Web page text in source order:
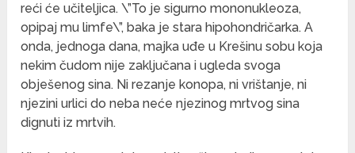
reći će učiteljica. \”To je sigurno mononukleoza,
opipaj mu limfe\”, baka je stara hipohondričarka. A
onda, jednoga dana, majka uđe u Krešinu sobu koja
nekim čudom nije zaključana i ugleda svoga
obješenog sina. Ni rezanje konopa, ni vrištanje, ni
njezini urlici do neba neće njezinog mrtvog sina
dignuti iz mrtvih.